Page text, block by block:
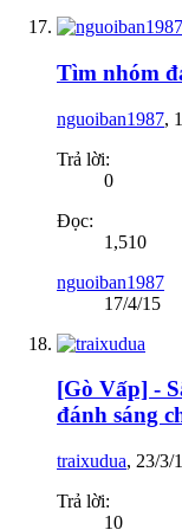
Tìm nhóm
nguoiban1987,
Trả lời:
0
Đọc:
1,510
nguoiban1987
17/4/15
[Gò Vấp] -
đánh sáng
traixudua, 23/3/
Trả lời:
10